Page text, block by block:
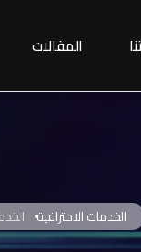
المقالات
الخدمات الاحترافية